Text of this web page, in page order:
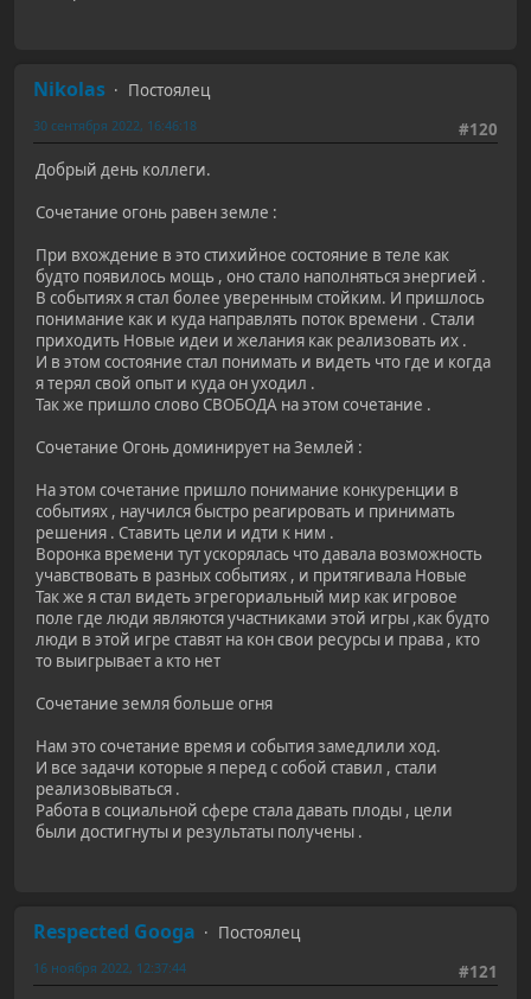
Nikolas
Постоялец
#120
30 сентября 2022, 16:46:18
Добрый день коллеги.
Сочетание огонь равен земле :
При вхождение в это стихийное состояние в теле как
будто появилось мощь , оно стало наполняться энергией .
В событиях я стал более уверенным стойким. И пришлось
понимание как и куда направлять поток времени . Стали
приходить Новые идеи и желания как реализовать их .
И в этом состояние стал понимать и видеть что где и когда
я терял свой опыт и куда он уходил .
Так же пришло слово СВОБОДА на этом сочетание .
Сочетание Огонь доминирует на Землей :
На этом сочетание пришло понимание конкуренции в
событиях , научился быстро реагировать и принимать
решения . Ставить цели и идти к ним .
Воронка времени тут ускорялась что давала возможность
учавствовать в разных событиях , и притягивала Новые
Так же я стал видеть эгрегориальный мир как игровое
поле где люди являются участниками этой игры ,как будто
люди в этой игре ставят на кон свои ресурсы и права , кто
то выигрывает а кто нет
Сочетание земля больше огня
Нам это сочетание время и события замедлили ход.
И все задачи которые я перед с собой ставил , стали
реализовываться .
Работа в социальной сфере стала давать плоды , цели
были достигнуты и результаты получены .
Respected Googa
Постоялец
#121
16 ноября 2022, 12:37:44